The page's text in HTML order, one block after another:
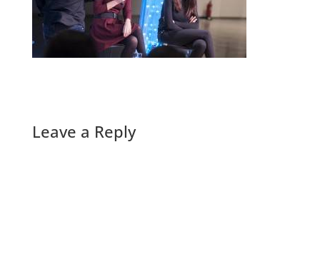
Leave a Reply